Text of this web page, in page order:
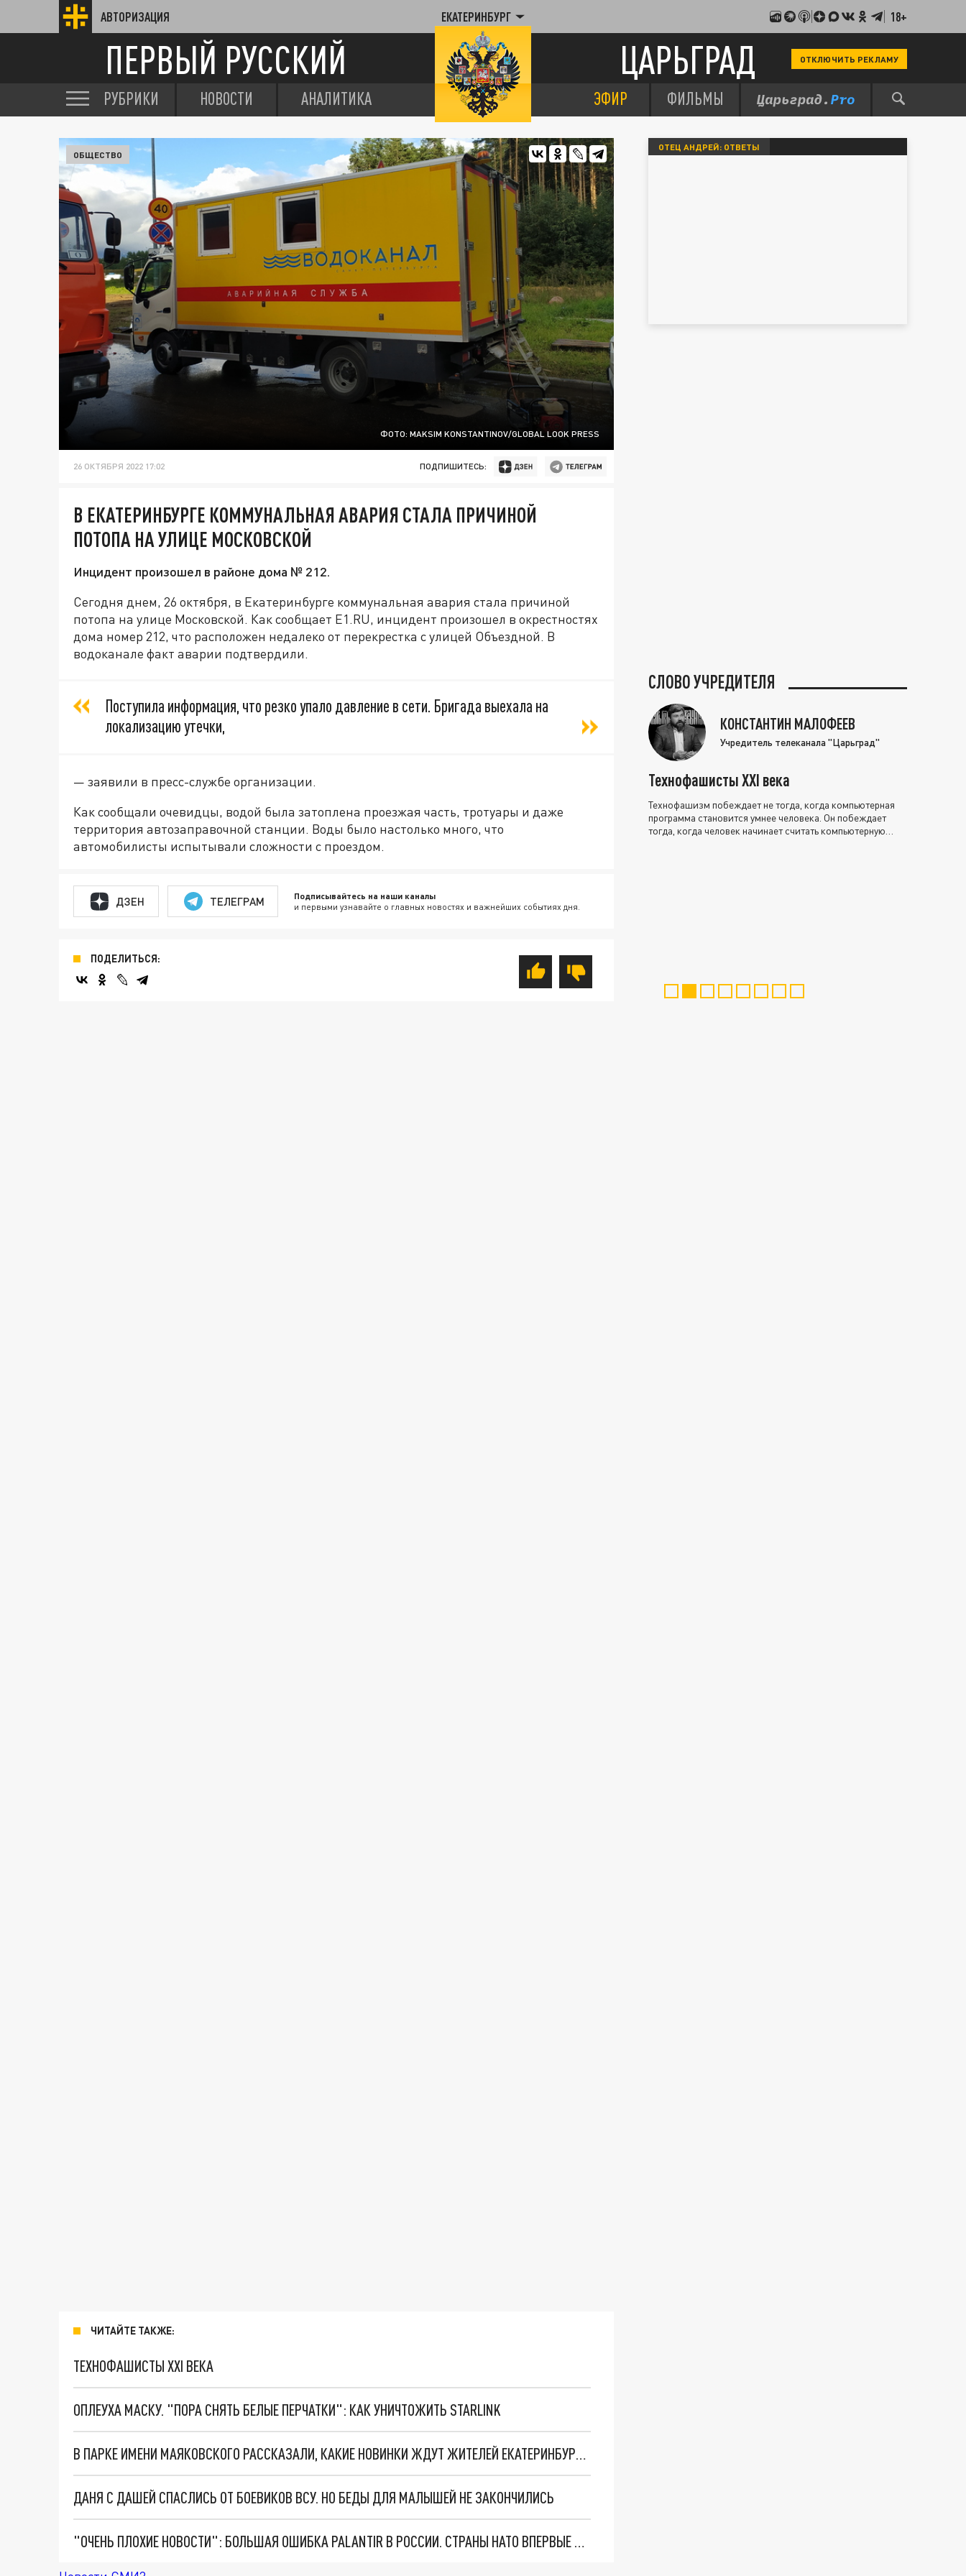
АВТОРИЗАЦИЯ ЕКАТЕРИНБУРГ 18+
ПЕРВЫЙ РУССКИЙ ЦАРЬГРАД ОТКЛЮЧИТЬ РЕКЛАМУ
РУБРИКИ НОВОСТИ АНАЛИТИКА ЭФИР ФИЛЬМЫ
ФОТО: MAKSIM KONSTANTINOV/GLOBAL LOOK PRESS
ОБЩЕСТВО
26 ОКТЯБРЯ 2022 17:02 ПОДПИШИТЕСЬ:
В ЕКАТЕРИНБУРГЕ КОММУНАЛЬНАЯ АВАРИЯ СТАЛА ПРИЧИНОЙ
ПОТОПА НА УЛИЦЕ МОСКОВСКОЙ
Инцидент произошел в районе дома № 212.
Сегодня днем, 26 октября, в Екатеринбурге коммунальная авария стала причиной
потопа на улице Московской. Как сообщает E1.RU, инцидент произошел в окрестностях
дома номер 212, что расположен недалеко от перекрестка с улицей Объездной. В
водоканале факт аварии подтвердили.
Поступила информация, что резко упало давление в сети. Бригада выехала на
локализацию утечки,
— заявили в пресс-службе организации.
Как сообщали очевидцы, водой была затоплена проезжая часть, тротуары и даже
территория автозаправочной станции. Воды было настолько много, что
автомобилисты испытывали сложности с проездом.
ДЗЕН ТЕЛЕГРАМ Подписывайтесь на наши каналы
и первыми узнавайте о главных новостях и важнейших событиях дня.
ПОДЕЛИТЬСЯ:
ЧИТАЙТЕ ТАКЖЕ:
ТЕХНОФАШИСТЫ XXI ВЕКА
ОПЛЕУХА МАСКУ. "ПОРА СНЯТЬ БЕЛЫЕ ПЕРЧАТКИ": КАК УНИЧТОЖИТЬ STARLINK
В ПАРКЕ ИМЕНИ МАЯКОВСКОГО РАССКАЗАЛИ, КАКИЕ НОВИНКИ ЖДУТ ЖИТЕЛЕЙ ЕКАТЕРИНБУРГА ГРЯДУЩЕЙ ЗИМОЙ
ДАНЯ С ДАШЕЙ СПАСЛИСЬ ОТ БОЕВИКОВ ВСУ. НО БЕДЫ ДЛЯ МАЛЫШЕЙ НЕ ЗАКОНЧИЛИСЬ
"ОЧЕНЬ ПЛОХИЕ НОВОСТИ": БОЛЬШАЯ ОШИБКА PALANTIR В РОССИИ. СТРАНЫ НАТО ВПЕРВЫЕ ЗА СВО ОСТАНОВИЛИ ПОСТАВКИ ОРУЖИЯ. ВСУ ТЕРЯЮТ ПРИГРАНИЧЬЕ?
ОТЕЦ АНДРЕЙ: ОТВЕТЫ
СЛОВО УЧРЕДИТЕЛЯ
КОНСТАНТИН МАЛОФЕЕВ
Учредитель телеканала "Царьград"
Технофашисты XXI века
Технофашизм побеждает не тогда, когда компьютерная
программа становится умнее человека. Он побеждает
тогда, когда человек начинает считать компьютерную